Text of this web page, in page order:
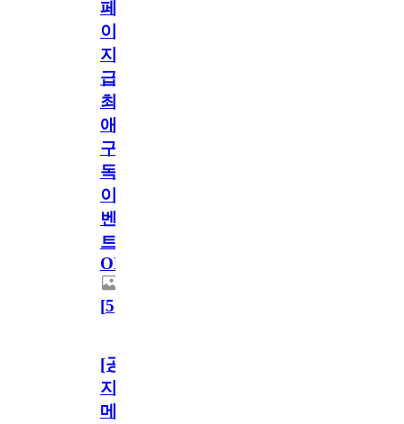
페
이
지
급!
최
애
구
독
이
벤
트
OPEN!
[5]
[공
지]
메